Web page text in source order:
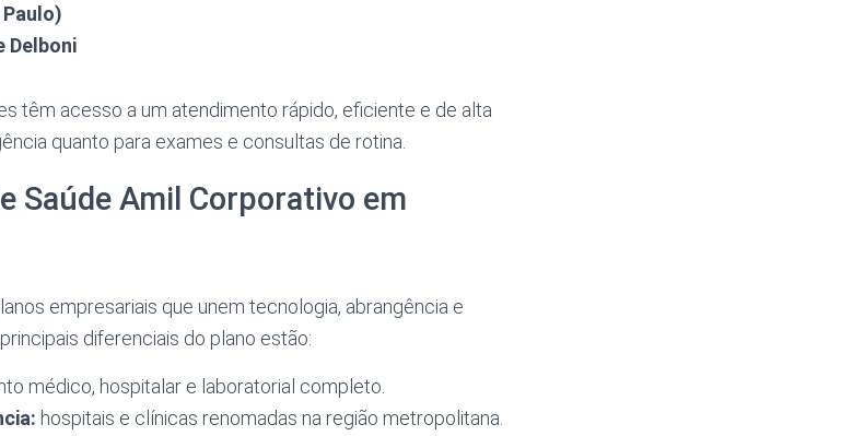
Delboni
têm acesso a um atendimento rápido, eficiente e de alta
quanto para exames e consultas de rotina.
Saúde Amil Corporativo em
empresariais que unem tecnologia, abrangência e
diferenciais do plano estão:
médico, hospitalar e laboratorial completo.
hospitais e clínicas renomadas na região metropolitana.